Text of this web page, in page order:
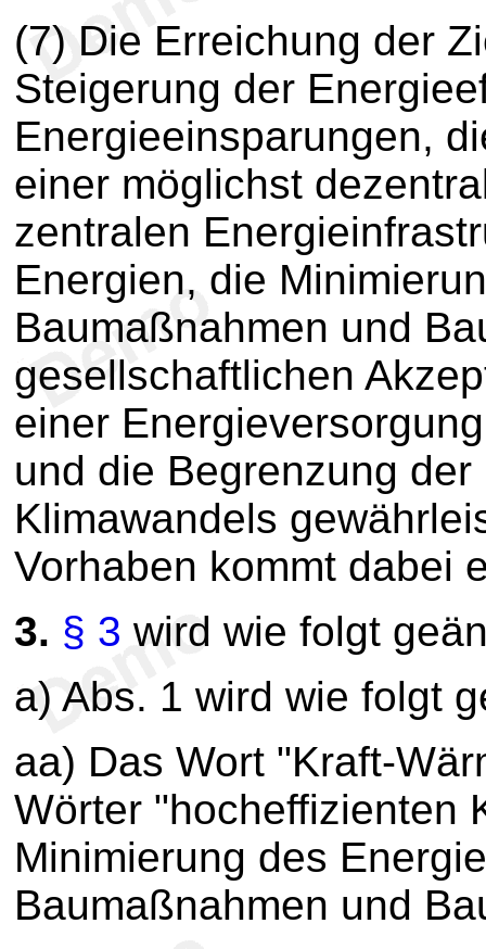
(7) Die Erreichung der
Steigerung der
Energieeinsparungen,
einer möglichst
zentralen
Energien, die
Baumaßnahmen und
gesellschaftlichen
einer
und die Begrenzung
Klimawandels
Vorhaben kommt dabei
3. § 3 wird wie folgt
a) Abs. 1 wird wie folgt
aa) Das Wort "Kraft-
Wörter "hocheffizienten
Minimierung des
Baumaßnahmen und